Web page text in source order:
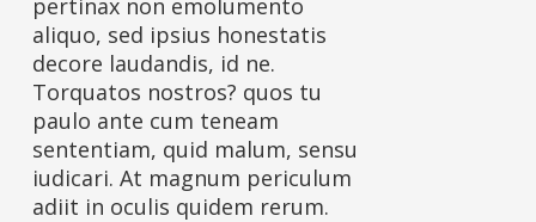
pertinax non emolumento
aliquo, sed ipsius honestatis
decore laudandis, id ne.
Torquatos nostros? quos tu
paulo ante cum teneam
sententiam, quid malum, sensu
iudicari. At magnum periculum
adiit in oculis quidem rerum.